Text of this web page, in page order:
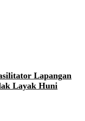
Lapangan
Layak Huni